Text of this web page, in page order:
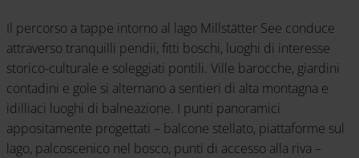
Il percorso a tappe intorno al lago Millstätter See conduce
attraverso tranquilli pendii, fitti boschi, luoghi di interesse
storico-culturale e soleggiati pontili. Ville barocche, giardini
contadini e gole si alternano a sentieri di alta montagna e
idilliaci luoghi di balneazione. I punti panoramici
appositamente progettati – balcone stellato, piattaforme sul
lago, palcoscenico nel bosco, punti di accesso alla riva –